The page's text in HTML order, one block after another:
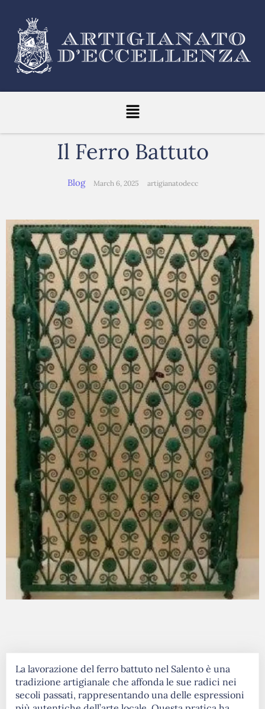
Il Ferro Battuto
Blog March 6, 2025 artigianatodecc
La lavorazione del ferro battuto nel Salento è una
tradizione artigianale che affonda le sue radici nei
secoli passati, rappresentando una delle espressioni